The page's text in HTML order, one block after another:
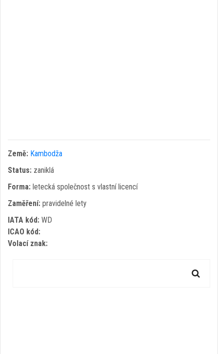
Země: Kambodža
Status: zaniklá
Forma: letecká společnost s vlastní licencí
Zaměření: pravidelné lety
IATA kód: WD
ICAO kód:
Volací znak: